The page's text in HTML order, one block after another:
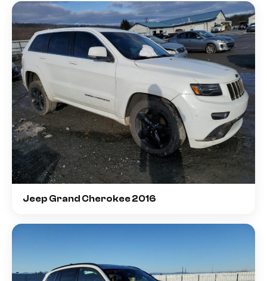
Jeep Grand Cherokee 2016